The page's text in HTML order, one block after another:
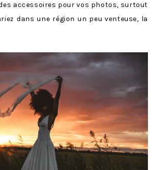
accessoires pour vos photos, surtout
dans une région un peu venteuse, la